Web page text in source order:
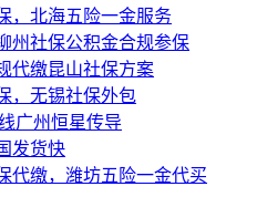
，北海五险一金服务
州社保公积金合规参保
代缴昆山社保方案
，无锡社保外包
广州恒星传导
发货快
代缴，潍坊五险一金代买